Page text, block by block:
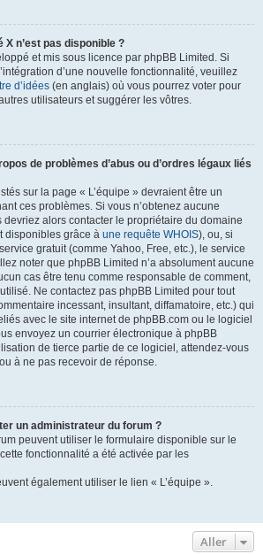
X n’est pas disponible ?
et mis sous licence par phpBB Limited. Si
d’une nouvelle fonctionnalité, veuillez
d’idées (en anglais) où vous pourrez voter pour
utilisateurs et suggérer les vôtres.
de problèmes d’abus ou d’ordres légaux liés
sur la page « L’équipe » devraient être un
ces problèmes. Si vous n’obtenez aucune
devriez alors contacter le propriétaire du domaine
disponibles grâce à une requête WHOIS), ou, si
gratuit (comme Yahoo, Free, etc.), le service
noter que phpBB Limited n’a absolument aucune
cas être tenu comme responsable de comment,
Ne contactez pas phpBB Limited pour tout
incessant, insultant, diffamatoire, etc.) qui
avec le site internet de phpBB.com ou le logiciel
envoyez un courrier électronique à phpBB
de tierce partie de ce logiciel, attendez-vous
à ne pas recevoir de réponse.
un administrateur du forum ?
peuvent utiliser le formulaire disponible sur le
fonctionnalité a été activée par les
également utiliser le lien « L’équipe ».
Aller